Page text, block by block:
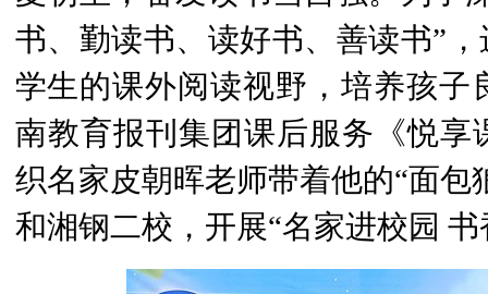
书、勤读书、读好书、善读书”
学生的课外阅读视野，培养孩子
南教育报刊集团课后服务《悦
织名家皮朝晖老师带着他的“面
和湘钢二校，开展“名家进校园